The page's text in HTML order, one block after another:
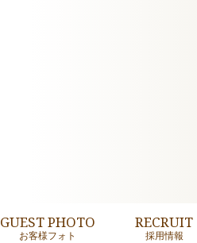
GUEST PHOTO
お客様フォト
RECRUIT
採用情報